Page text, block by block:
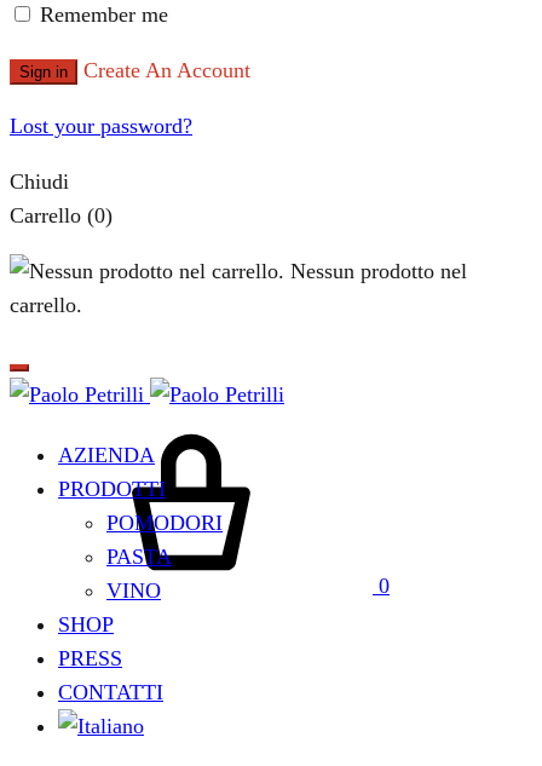
Remember me
Sign in Create An Account
Lost your password?
Chiudi
Carrello (0)
Nessun prodotto nel
carrello.
0
AZIENDA
PRODOTTI
POMODORI
PASTA
VINO
SHOP
PRESS
CONTATTI